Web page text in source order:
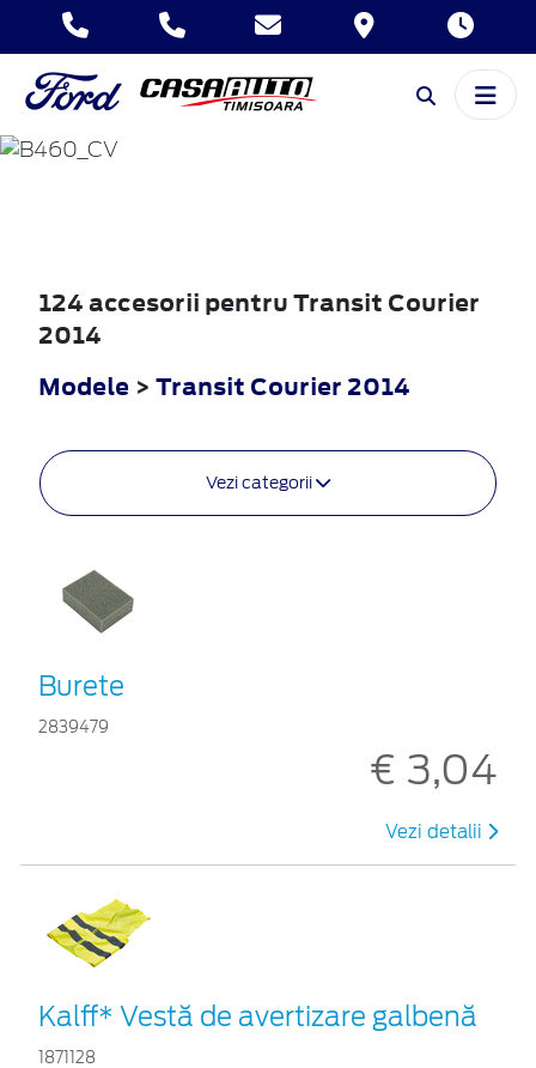
TRANSIT
COURIER
124 accesorii pentru Transit Courier
2014
Modele > Transit Courier 2014
Vezi categorii
Burete
2839479
€ 3,04
Vezi detalii
Kalff* Vestă de avertizare galbenă
1871128